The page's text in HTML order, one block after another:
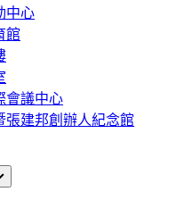
中心
館
會議中心
張建邦創辦人紀念館